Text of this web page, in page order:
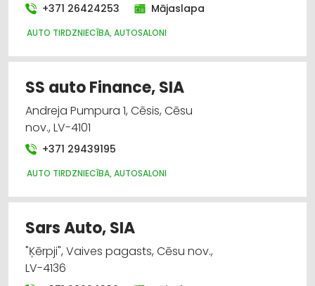
+371 26424253 Mājaslapa
AUTO TIRDZNIECĪBA, AUTOSALONI
SS auto Finance, SIA
Andreja Pumpura 1, Cēsis, Cēsu
nov., LV-4101
+371 29439195
AUTO TIRDZNIECĪBA, AUTOSALONI
Sars Auto, SIA
"Ķērpji", Vaives pagasts, Cēsu nov.,
LV-4136